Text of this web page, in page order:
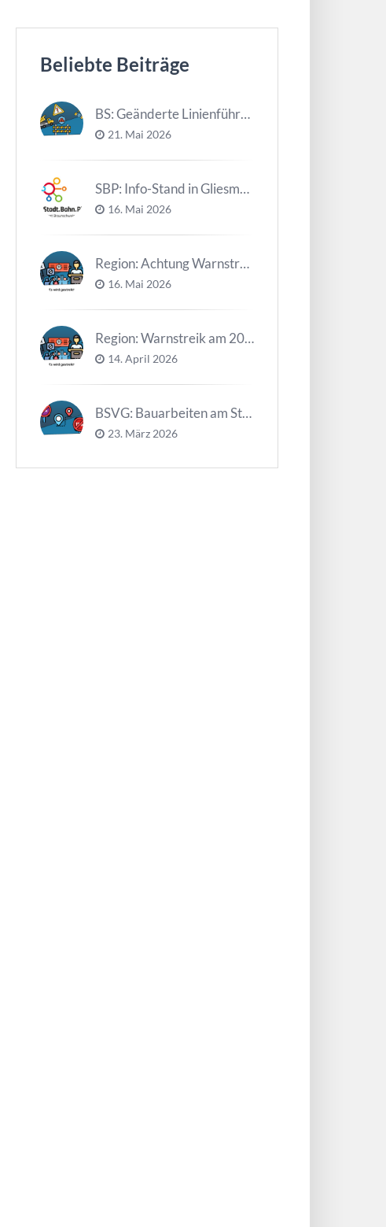
Beliebte Beiträge
BS: Geänderte Linienführung Tag d. NDS
21. Mai 2026
SBP: Info-Stand in Gliesmarode am 2. Juni und 23. Juni
16. Mai 2026
Region: Achtung Warnstreiks in der Kalenderwoche 21
16. Mai 2026
Region: Warnstreik am 20. und 21.04.2026 *Update*
14. April 2026
BSVG: Bauarbeiten am Steinweg – Buslinien halten verändert
23. März 2026